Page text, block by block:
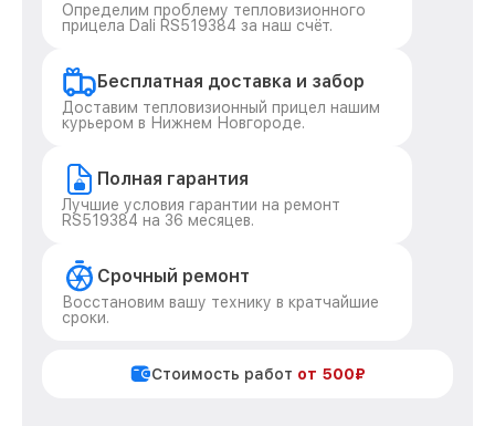
Определим проблему тепловизионного
прицела Dali RS519384 за наш счёт.
Бесплатная доставка и забор
Доставим тепловизионный прицел нашим
курьером в Нижнем Новгороде.
Полная гарантия
Лучшие условия гарантии на ремонт
RS519384 на 36 месяцев.
Срочный ремонт
Восстановим вашу технику в кратчайшие
сроки.
Стоимость работ от 500₽